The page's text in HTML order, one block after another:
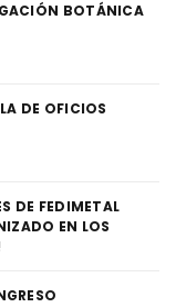
BOTÁNICA
DE OFICIOS
DE FEDIMETAL
EN LOS